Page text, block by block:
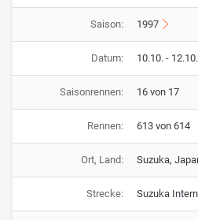
Saison: 1997
Datum: 10.10. -
Saisonrennen: 16 von 17
Rennen: 613 von 614
Ort, Land: Suzuka,
Strecke: Suzuka